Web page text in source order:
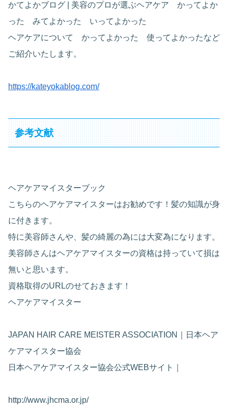
かてよかブログ | 美容のプロが選ぶヘアケア かってよか
った みてよかった いってよかった
ヘアケアについて かってよかった 使ってよかったなど
ご紹介いたします。
https://kateyokablog.com/
参考文献
ヘアケアマイスターブック
こちらのヘアケアマイスターはお勧めです！髪の知識が身
に付きます。
特に美容師さんや、髪の綺麗の為には大変為になります。
美容師さんはヘアケアマイスターの資格は持っていて損は
無いと思います。
資格取得のURLのせておきます！
ヘアケアマイスター
JAPAN HAIR CARE MEISTER ASSOCIATION｜日本ヘア
ケアマイスター協会
日本ヘアケアマイスター協会公式WEBサイト｜
http://www.jhcma.or.jp/